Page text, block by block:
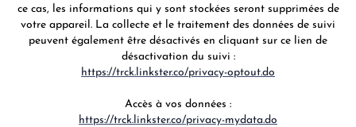
ce cas, les informations qui y sont stockées seront supprimées de
votre appareil. La collecte et le traitement des données de suivi
peuvent également être désactivés en cliquant sur ce lien de
désactivation du suivi :
https://trck.linkster.co/privacy-optout.do
Accès à vos données :
https://trck.linkster.co/privacy-mydata.do